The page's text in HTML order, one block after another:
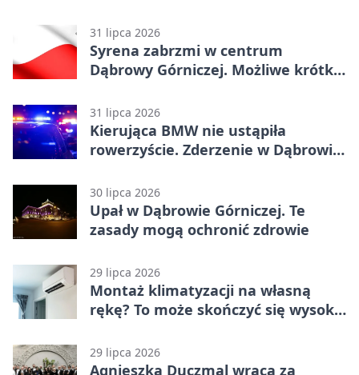
31 lipca 2026
Syrena zabrzmi w centrum
Dąbrowy Górniczej. Możliwe krótkie
31 lipca 2026
Kierująca BMW nie ustąpiła
rowerzyście. Zderzenie w Dąbrowie
30 lipca 2026
Upał w Dąbrowie Górniczej. Te
zasady mogą ochronić zdrowie
29 lipca 2026
Montaż klimatyzacji na własną
rękę? To może skończyć się wysoką
29 lipca 2026
Agnieszka Duczmal wraca za